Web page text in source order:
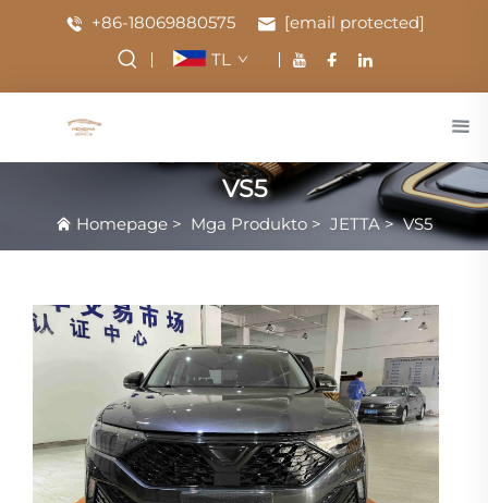
+86-18069880575
[email protected]
TL
VS5
Homepage > Mga Produkto > JETTA>VS5